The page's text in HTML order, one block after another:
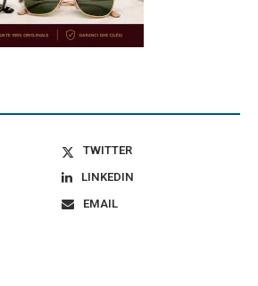
TWITTER
LINKEDIN
EMAIL